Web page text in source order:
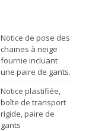
Notice de pose des
chaines à neige
fournie incluant
une paire de gants.
Notice plastifiée,
boîte de transport
rigide, paire de
gants